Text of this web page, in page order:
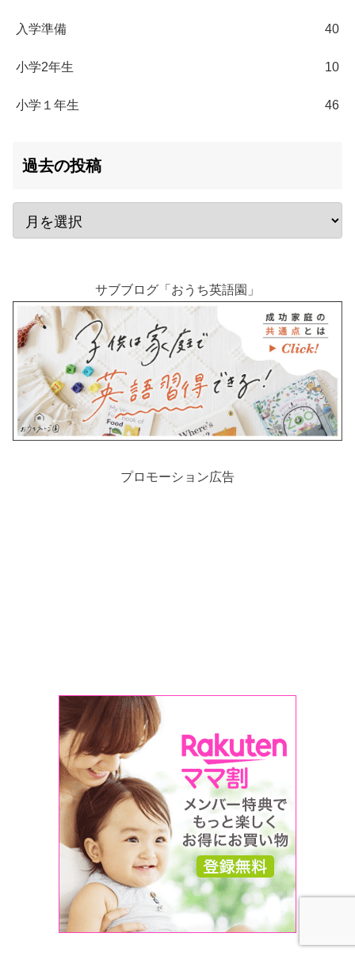
入学準備 40
小学2年生 10
小学１年生 46
過去の投稿
サブブログ「おうち英語園」
プロモーション広告